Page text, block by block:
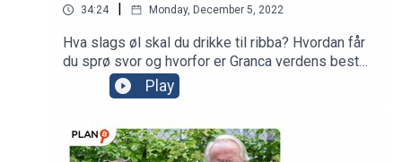
34:24 Monday, December 5, 2022
Hva slags øl skal du drikke til ribba? Hvordan får
du sprø svor og hvorfor er Granca verdens beste
sted å feriere? Alle svarene får du i denne
desemberutgaven av Truls og Hellstrøm tar
munnen full. God jul, og takk for følget denne
høsten. Vi er tilbake på nyåret.Produsent; Annette
Walther Numme.
Play